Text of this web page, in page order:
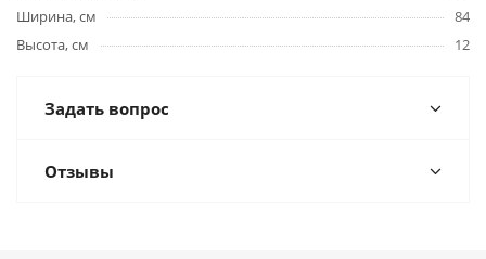
Ширина, см
84
Высота, см
12
Задать вопрос
Отзывы